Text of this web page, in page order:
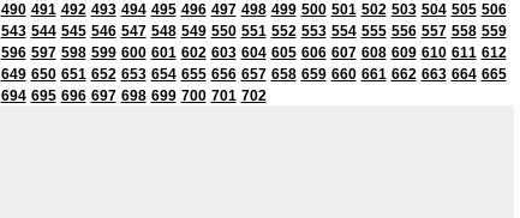
490 491 492 493 494 495 496 497 498 499 500 501 502 503 504 505 506
543 544 545 546 547 548 549 550 551 552 553 554 555 556 557 558 559
596 597 598 599 600 601 602 603 604 605 606 607 608 609 610 611 612
649 650 651 652 653 654 655 656 657 658 659 660 661 662 663 664 665
694 695 696 697 698 699 700 701 702